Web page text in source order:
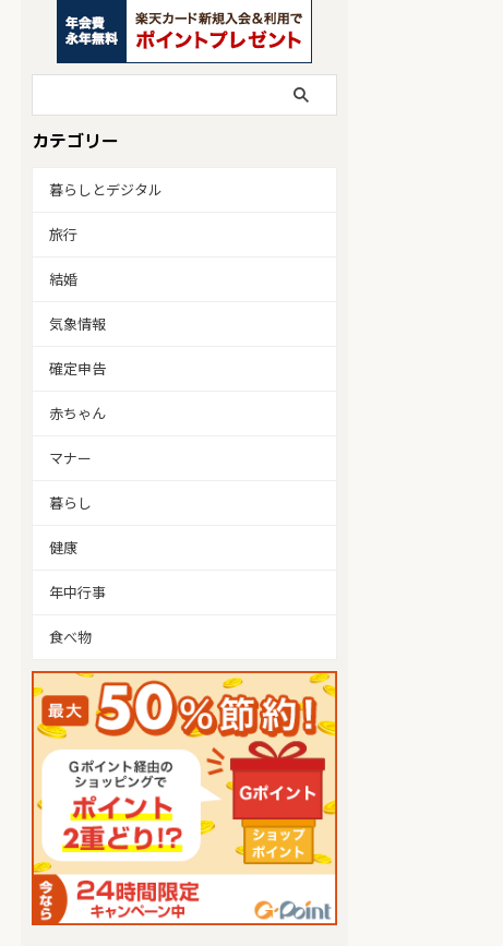
カテゴリー
暮らしとデジタル
旅行
結婚
気象情報
確定申告
赤ちゃん
マナー
暮らし
健康
年中行事
食べ物